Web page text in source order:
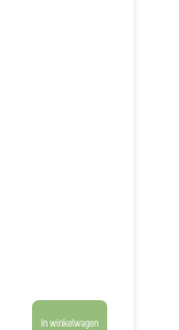
In winkelwagen